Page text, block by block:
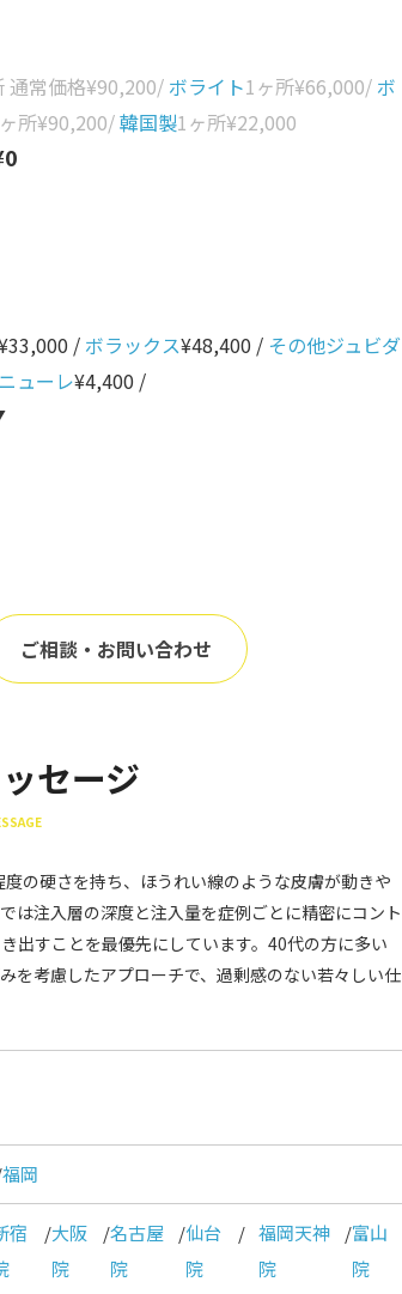
通常価格¥90,200/ ボライト1ヶ所¥66,000/ ボ
所¥90,200/韓国製1ヶ所¥22,000
/ ボラックス¥48,400 / その他ジュビダ
ューレ¥4,400 /
ご相談・お問い合わせ
セージ
の硬さを持ち、ほうれい線のような皮膚が動きや
は注入層の深度と注入量を症例ごとに精密にコント
出すことを最優先にしています。40代の方に多い
を考慮したアプローチで、過剰感のない若々しい仕
福岡
宿
/大阪
院
/名古屋
院
/仙台
院
/ 福岡天神
院
/富山
院